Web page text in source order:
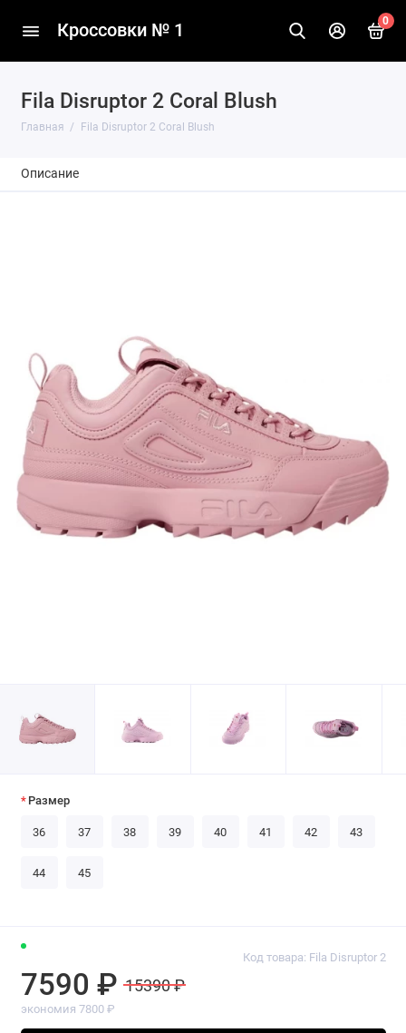
Кроссовки № 1 0
Fila Disruptor 2 Coral Blush
Главная Fila Disruptor 2 Coral Blush
Описание
Код товара: Fila Disruptor 2
7590 ₽ 15390 ₽
экономия 7800 ₽
Размер
36 37 38 39 40 41 42 43
44 45